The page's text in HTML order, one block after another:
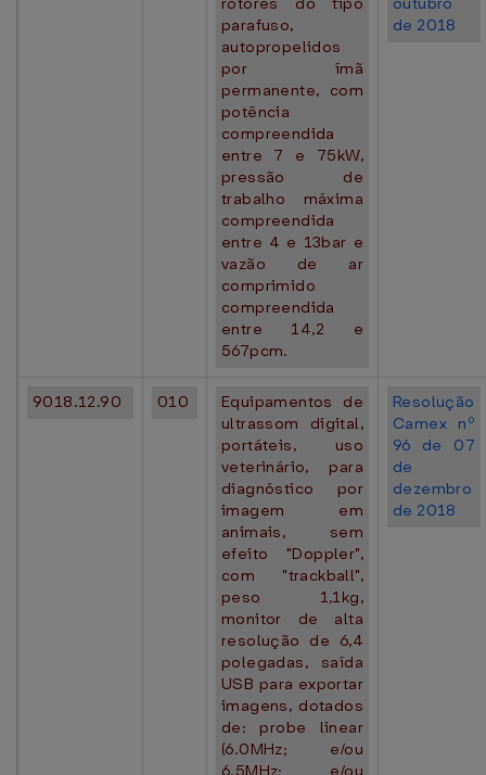
parafuso,
autopropelidos
por ímã
permanente, com
potência
compreendida
entre 7 e 75kW,
pressão de
trabalho máxima
compreendida
entre 4 e 13bar e
vazão de ar
comprimido
compreendida
entre 14,2 e
567pcm.
de 2018
9018.12.90 010
Equipamentos de
ultrassom digital,
portáteis, uso
veterinário, para
diagnóstico por
imagem em
animais, sem
efeito "Doppler",
com "trackball",
peso 1,1kg,
monitor de alta
resolução de 6,4
polegadas, saída
USB para exportar
imagens, dotados
de: probe linear
(6.0MHz; e/ou
Resolução
Camex nº
96 de 07
de
dezembro
de 2018